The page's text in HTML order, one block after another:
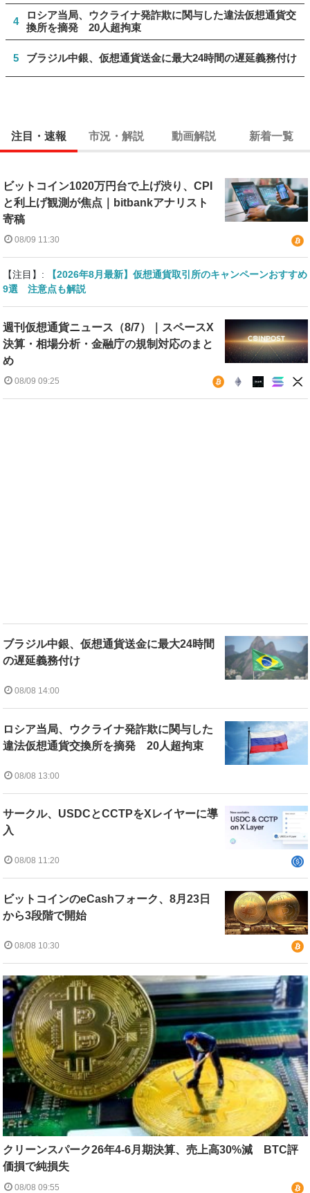
4
ロシア当局、ウクライナ発詐欺に関与した違法仮想通貨交
換所を摘発 20人超拘束
5 ブラジル中銀、仮想通貨送金に最大24時間の遅延義務付け
注目・速報 市況・解説 動画解説 新着一覧
ビットコイン1020万円台で上げ渋り、CPI
と利上げ観測が焦点｜bitbankアナリスト
寄稿
08/09 11:30
【注目】:
【2026年8月最新】仮想通貨取引所のキャンペーンおすすめ
9選 注意点も解説
週刊仮想通貨ニュース（8/7）｜スペースX
決算・相場分析・金融庁の規制対応のまと
め
08/09 09:25
ブラジル中銀、仮想通貨送金に最大24時間
の遅延義務付け
08/08 14:00
ロシア当局、ウクライナ発詐欺に関与した
違法仮想通貨交換所を摘発 20人超拘束
08/08 13:00
サークル、USDCとCCTPをXレイヤーに導
入
08/08 11:20
ビットコインのeCashフォーク、8月23日
から3段階で開始
08/08 10:30
クリーンスパーク26年4-6月期決算、売上高30%減 BTC評
価損で純損失
08/08 09:55